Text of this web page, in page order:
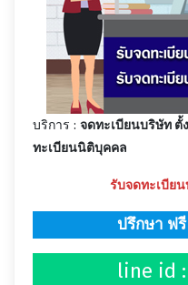
บริการ : จดทะเบียนบริษัท ตั้
ทะเบียนนิติบุคคล
รับจดทะเบีย
ปรึกษา ฟ
line id